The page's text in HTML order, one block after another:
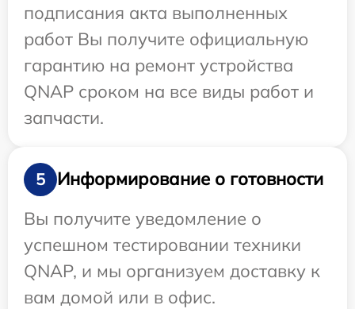
подписания акта выполненных
работ Вы получите официальную
гарантию на ремонт устройства
QNAP сроком на все виды работ и
запчасти.
5
Информирование о готовности
Вы получите уведомление о
успешном тестировании техники
QNAP, и мы организуем доставку к
вам домой или в офис.